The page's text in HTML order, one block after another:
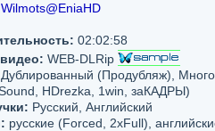
Wilmots@EniaHD
02:02:58
WEB-DLRip
Дублированный (Продубляж),
HDrezka, 1win, заКАДРЫ)
Русский, Английский
русские (Forced, 2xFull),